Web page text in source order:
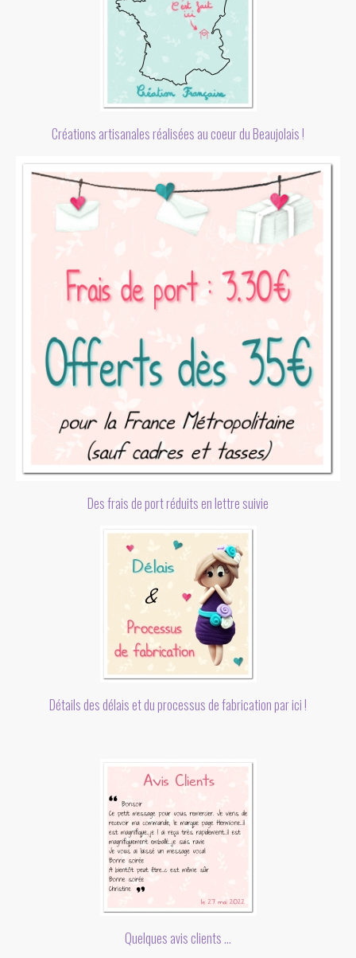
Créations artisanales réalisées au coeur du Beaujolais !
Des frais de port réduits en lettre suivie
Détails des délais et du processus de fabrication par ici !
Quelques avis clients ...